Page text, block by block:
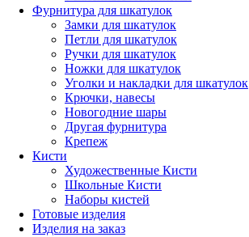
Фурнитура для шкатулок
Замки для шкатулок
Петли для шкатулок
Ручки для шкатулок
Ножки для шкатулок
Уголки и накладки для шкатулок
Крючки, навесы
Новогодние шары
Другая фурнитура
Крепеж
Кисти
Художественные Кисти
Школьные Кисти
Наборы кистей
Готовые изделия
Изделия на заказ